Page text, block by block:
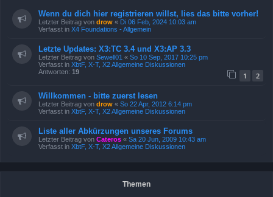
Wenn du dich hier registrieren willst, lies das bitte vorher!
Letzter Beitrag von drow « Di 06 Feb, 2024 10:03 am
Verfasst in X4 Foundations - Allgemein
Letzte Updates: X3:TC 3.4 und X3:AP 3.3
Letzter Beitrag von Sewell01 « So 10 Sep, 2017 10:25 pm
Verfasst in XbtF, X-T, X2 Allgemeine Diskussionen
Antworten: 19 1 2
Willkommen - bitte zuerst lesen
Letzter Beitrag von drow « So 22 Apr, 2012 6:14 pm
Verfasst in XbtF, X-T, X2 Allgemeine Diskussionen
Liste aller Abkürzungen unseres Forums
Letzter Beitrag von Cateros « Sa 20 Jun, 2009 10:43 am
Verfasst in XbtF, X-T, X2 Allgemeine Diskussionen
Themen